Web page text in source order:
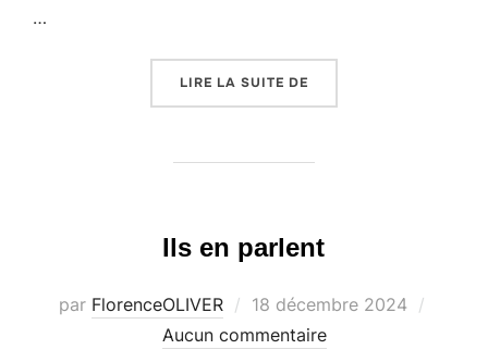
…
LIRE LA SUITE DE
Ils en parlent
par FlorenceOLIVER
Publié
le
18 décembre 2024
Aucun commentaire